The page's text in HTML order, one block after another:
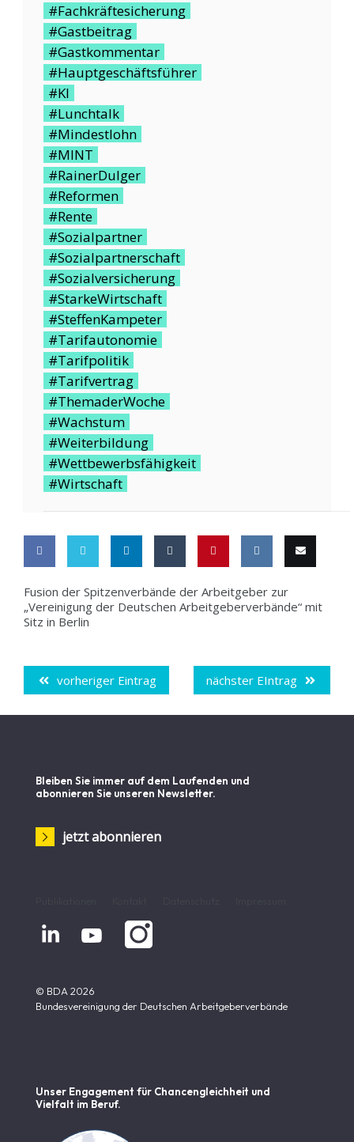
#Fachkräftesicherung
#Gastbeitrag
#Gastkommentar
#Hauptgeschäftsführer
#KI
#Lunchtalk
#Mindestlohn
#MINT
#RainerDulger
#Reformen
#Rente
#Sozialpartner
#Sozialpartnerschaft
#Sozialversicherung
#StarkeWirtschaft
#SteffenKampeter
#Tarifautonomie
#Tarifpolitik
#Tarifvertrag
#ThemaderWoche
#Wachstum
#Weiterbildung
#Wettbewerbsfähigkeit
#Wirtschaft
on on on on this on VK this
Fusion der Spitzenverbände der Arbeitgeber zur
„Vereinigung der Deutschen Arbeitgeberverbände“ mit
Sitz in Berlin
vorheriger Eintrag nächster EIntrag
Bleiben Sie immer auf dem Laufenden und
abonnieren Sie unseren Newsletter.
jetzt abonnieren
 
© BDA 2026
Bundesvereinigung der Deutschen Arbeitgeberverbände
Unser Engagement für Chancen­gleichheit und
Vielfalt im Beruf.